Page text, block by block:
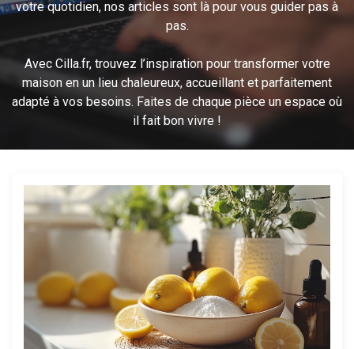
votre quotidien, nos articles sont là pour vous guider pas à
pas.
Avec Cilla.fr, trouvez l’inspiration pour transformer votre
maison en un lieu chaleureux, accueillant et parfaitement
adapté à vos besoins. Faites de chaque pièce un espace où
il fait bon vivre !